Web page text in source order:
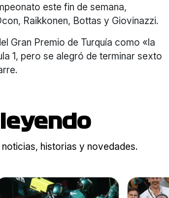
este fin de semana,
Raikkonen, Bottas y Giovinazzi.
Gran Premio de Turquía como «la
1, pero se alegró de terminar sexto
historias y novedades.